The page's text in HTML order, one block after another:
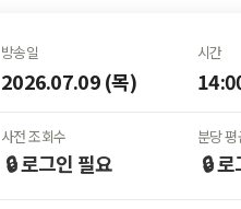
방송일
2026.07.09 (목)
시간
사전 조회수
🔒 로그인 필요
분당
🔒